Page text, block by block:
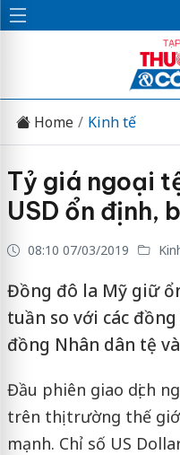
Home Kinh tế
Tỷ giá ngoại
USD ổn định,
08:10 07/03/2019
Đồng đô la Mỹ giữ
tuần so với các
đồng Nhân dân tệ
Đầu phiên giao dịch
trên thị trường thế
mạnh. Chỉ số US